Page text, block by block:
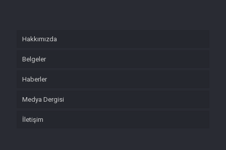
Hakkımızda
Belgeler
Haberler
Medya Dergisi
İletişim